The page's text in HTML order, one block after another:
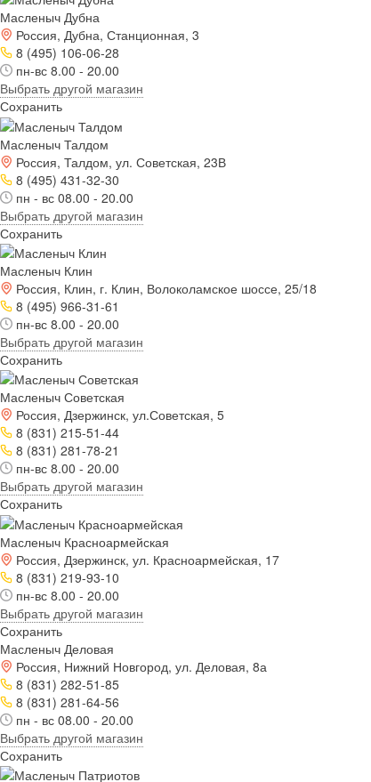
Масленыч Дубна
Россия, Дубна, Станционная, 3
8 (495) 106-06-28
пн-вс 8.00 - 20.00
Выбрать другой магазин
Сохранить
Масленыч Талдом
Россия, Талдом, ул. Советская, 23В
8 (495) 431-32-30
пн - вс 08.00 - 20.00
Выбрать другой магазин
Сохранить
Масленыч Клин
Россия, Клин, г. Клин, Волоколамское шоссе, 25/18
8 (495) 966-31-61
пн-вс 8.00 - 20.00
Выбрать другой магазин
Сохранить
Масленыч Советская
Россия, Дзержинск, ул.Советская, 5
8 (831) 215-51-44
8 (831) 281-78-21
пн-вс 8.00 - 20.00
Выбрать другой магазин
Сохранить
Масленыч Красноармейская
Россия, Дзержинск, ул. Красноармейская, 17
8 (831) 219-93-10
пн-вс 8.00 - 20.00
Выбрать другой магазин
Сохранить
Масленыч Деловая
Россия, Нижний Новгород, ул. Деловая, 8а
8 (831) 282-51-85
8 (831) 281-64-56
пн - вс 08.00 - 20.00
Выбрать другой магазин
Сохранить